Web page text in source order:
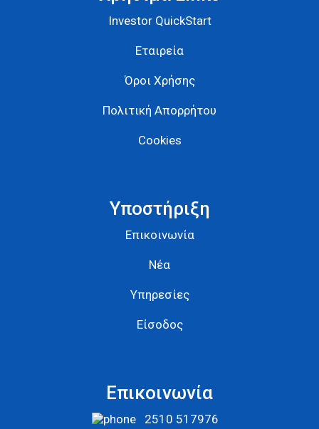
Investor QuickStart
Εταιρεία
Όροι Χρήσης
Πολιτική Απορρήτου
Cookies
Υποστήριξη
Επικοινωνία
Νέα
Υπηρεσίες
Είσοδος
Επικοινωνία
2510 517976